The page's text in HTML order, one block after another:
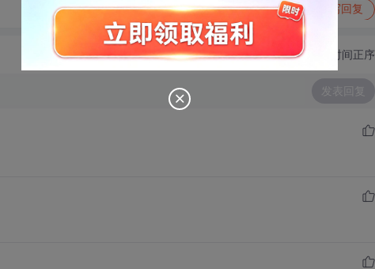
转发到动态 举报 写回复
切换为时间正序
发表回复